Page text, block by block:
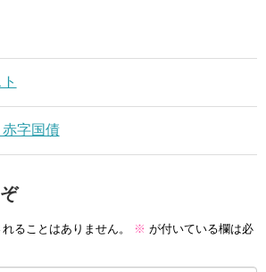
字国債
ることはありません。 ※ が付いている欄は必